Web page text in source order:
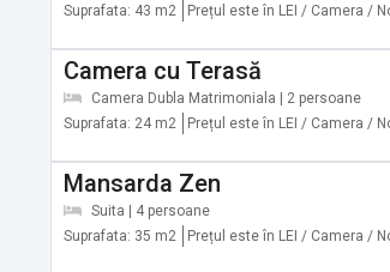
✔️ Tururi cu bicicleta (În afara locației)
✔️ Tururi de mers pe jos (În afara
✔️ Drumeţii (În afara locației)
✔️ Schi (În afara locației)
✔️ Serviciu de călcătorie
Suprafata: 43 m2
Prețul este în LEI / Camera /
Camera cu Terasă
Camera Dubla Matrimoniala | 2 persoane
Suprafata: 24 m2
Prețul este în LEI / Camera /
Mansarda Zen
Suita | 4 persoane
Suprafata: 35 m2
Prețul este în LEI / Camera /